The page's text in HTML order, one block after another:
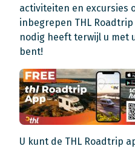
activiteiten en excursies
inbegrepen THL
nodig heeft terwijl u met
bent!
U kunt de THL Roadtrip